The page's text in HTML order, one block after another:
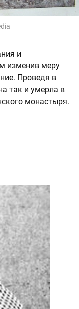
и
изменив меру
Проведя в
так и умерла в
монастыря.